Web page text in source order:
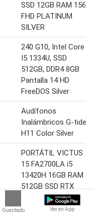
Guardado Ver en App
SSD 12GB RAM 156
FHD PLATINUM
SILVER
240 G10, Intel Core
I5 1334U, SSD
512GB, DDR4 8GB
Pantalla 14 HD
FreeDOS Silver
Audífonos
Inalámbricos G-tide
H11 Color Silver
PORTÁTIL VICTUS
15 FA2700LA i5
13420H 16GB RAM
512GB SSD RTX
3050 6GB Win 11
Silver genial